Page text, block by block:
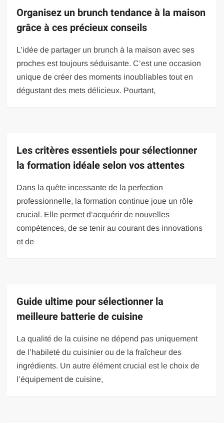
Organisez un brunch tendance à la maison
grâce à ces précieux conseils
L’idée de partager un brunch à la maison avec ses
proches est toujours séduisante. C’est une occasion
unique de créer des moments inoubliables tout en
dégustant des mets délicieux. Pourtant,
Les critères essentiels pour sélectionner
la formation idéale selon vos attentes
Dans la quête incessante de la perfection
professionnelle, la formation continue joue un rôle
crucial. Elle permet d’acquérir de nouvelles
compétences, de se tenir au courant des innovations
et de
Guide ultime pour sélectionner la
meilleure batterie de cuisine
La qualité de la cuisine ne dépend pas uniquement
de l’habileté du cuisinier ou de la fraîcheur des
ingrédients. Un autre élément crucial est le choix de
l’équipement de cuisine,